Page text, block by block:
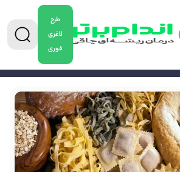
طرح
لاغری
فوری
0904-5478882